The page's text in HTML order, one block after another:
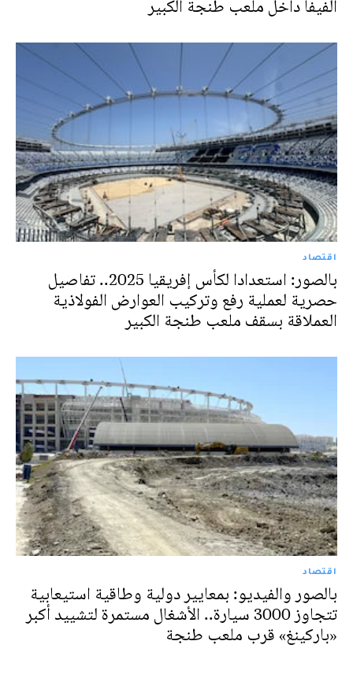
الفيفا داخل ملعب طنجة الكبير
اقتصاد
بالصور: استعدادا لكأس إفريقيا 2025.. تفاصيل
حصرية لعملية رفع وتركيب العوارض الفولاذية
العملاقة بسقف ملعب طنجة الكبير
اقتصاد
بالصور والفيديو: بمعايير دولية وطاقية استيعابية
تتجاوز 3000 سيارة.. الأشغال مستمرة لتشييد أكبر
«باركينغ» قرب ملعب طنجة